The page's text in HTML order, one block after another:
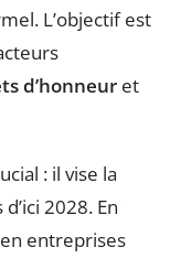
L’objectif est
d’honneur et
: il vise la
2028. En
entreprises